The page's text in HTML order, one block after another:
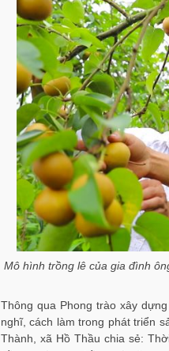
Mô hình trồng lê của gia đình
Thông qua Phong trào xây
nghĩ, cách làm trong phát triển
Thành, xã Hồ Thầu chia sẻ: